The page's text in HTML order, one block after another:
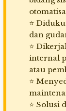
⭐
dan
⭐
internal
atau
⭐
⭐ Solusi